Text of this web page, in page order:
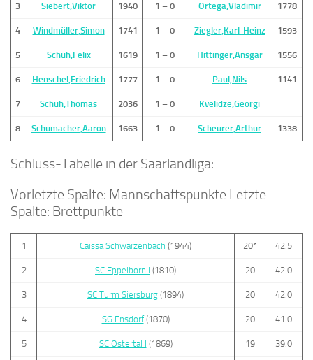
3 Siebert,Viktor 1940 1 – 0 Ortega,Vladimir 1778
4 Windmüller,Simon 1741 1 – 0 Ziegler,Karl-Heinz 1593
5 Schuh,Felix 1619 1 – 0 Hittinger,Ansgar 1556
6 Henschel,Friedrich 1777 1 – 0 Paul,Nils 1141
7 Schuh,Thomas 2036 1 – 0 Kvelidze,Georgi
8 Schumacher,Aaron 1663 1 – 0 Scheurer,Arthur 1338
Schluss-Tabelle in der Saarlandliga:
Vorletzte Spalte: Mannschaftspunkte Letzte
Spalte: Brettpunkte
1 Caissa Schwarzenbach (1944) 20* 42.5
2 SC Eppelborn I (1810) 20 42.0
3 SC Turm Siersburg (1894) 20 42.0
4 SG Ensdorf(1870) 20 41.0
5 SC Ostertal I (1869) 19 39.0